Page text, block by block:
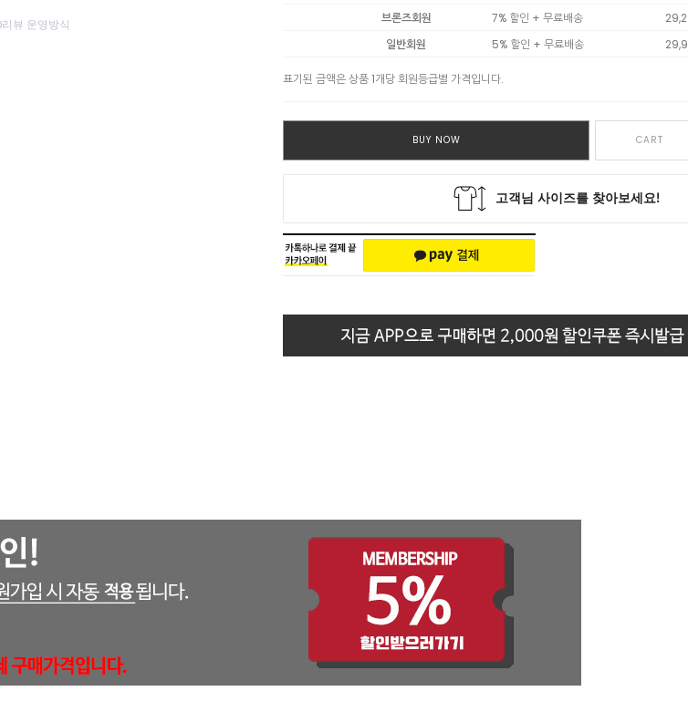
브론즈회원
7% 할인 + 무료배송
일반회원
5% 할인 + 무료배송
표기된 금액은 상품 1개당 회원등급별 가격입니다.
BUY NOW CART